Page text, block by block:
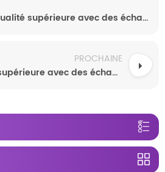
Découvrez la qualité supérieure avec des échantillons gratuits de couches pour bébés ultra-minces, super absorbantes et personnalisées, disponibles en gros.
PROCHAINE
Découvrez la qualité supérieure avec des échantillons gratuits de couches pour bébé respirantes et ultra-absorbantes, ornées de motifs personnalisés et dotées d'une protection anti-fuites sécurisée.